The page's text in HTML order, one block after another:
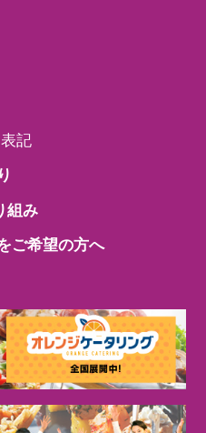
記
組み
ご希望の方へ